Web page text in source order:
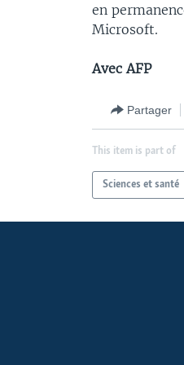
en
Microsoft.
Avec AFP
Partager
This item is part of
Sciences et santé